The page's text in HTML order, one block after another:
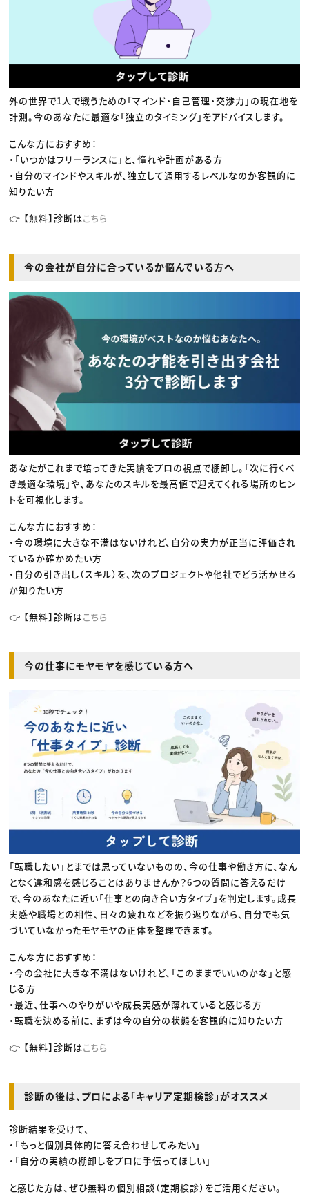
外の世界で1人で戦うための「マインド・自己管理・交渉力」の現在地を
計測。今のあなたに最適な「独立のタイミング」をアドバイスします。
こんな方におすすめ：
・「いつかはフリーランスに」と、憧れや計画がある方
・自分のマインドやスキルが、独立して通用するレベルなのか客観的に
知りたい方
👉 【無料】診断はこちら
今の会社が自分に合っているか悩んでいる方へ
あなたがこれまで培ってきた実績をプロの視点で棚卸し。「次に行くべ
き最適な環境」や、あなたのスキルを最高値で迎えてくれる場所のヒン
トを可視化します。
こんな方におすすめ：
・今の環境に大きな不満はないけれど、自分の実力が正当に評価され
ているか確かめたい方
・自分の引き出し（スキル）を、次のプロジェクトや他社でどう活かせる
か知りたい方
👉 【無料】診断はこちら
今の仕事にモヤモヤを感じている方へ
「転職したい」とまでは思っていないものの、今の仕事や働き方に、なん
となく違和感を感じることはありませんか？6つの質問に答えるだけ
で、今のあなたに近い「仕事との向き合い方タイプ」を判定します。成長
実感や職場との相性、日々の疲れなどを振り返りながら、自分でも気
づいていなかったモヤモヤの正体を整理できます。
こんな方におすすめ：
・今の会社に大きな不満はないけれど、「このままでいいのかな」と感
じる方
・最近、仕事へのやりがいや成長実感が薄れていると感じる方
・転職を決める前に、まずは今の自分の状態を客観的に知りたい方
👉 【無料】診断はこちら
診断の後は、プロによる「キャリア定期検診」がオススメ
診断結果を受けて、
・「もっと個別具体的に答え合わせしてみたい」
・「自分の実績の棚卸しをプロに手伝ってほしい」
と感じた方は、ぜひ無料の個別相談（定期検診）をご活用ください。